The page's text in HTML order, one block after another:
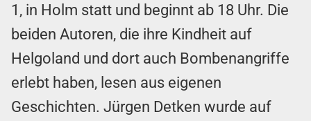
1, in Holm statt und beginnt ab 18 Uhr. Die
beiden Autoren, die ihre Kindheit auf
Helgoland und dort auch Bombenangriffe
erlebt haben, lesen aus eigenen
Geschichten. Jürgen Detken wurde auf